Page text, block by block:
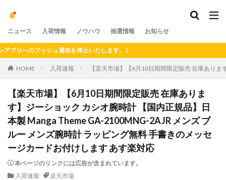
ニュース 入荷情報 ノウハウ 抽選情報 お知らせ
のプッシュ通知を停止いたします。）
HOME 入荷速報 【楽天市場】【6月10日期間限定販売 在庫あり
【楽天市場】【6月10日期間限定販売 在庫ありま
す】ジーショック カシオ腕時計 【国内正規品】日
本製 Manga Theme GA-2100MNG-2AJR メンズ ブ
ルー メンズ腕時計 ラッピング無料 手書きのメッセ
ージカードお付けします あす楽対応
本ページのリンクには広告が含まれています。
入荷速報
楽天市場